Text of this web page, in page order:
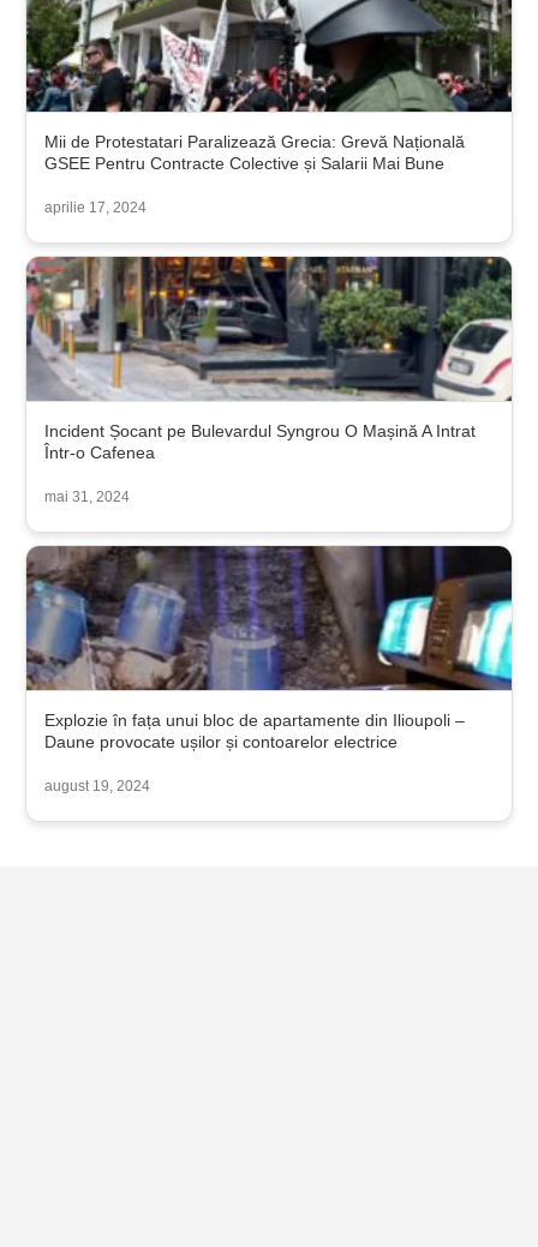
Mii de Protestatari Paralizează Grecia: Grevă Națională
GSEE Pentru Contracte Colective și Salarii Mai Bune
aprilie 17, 2024
Incident Șocant pe Bulevardul Syngrou O Mașină A Intrat
Într-o Cafenea
mai 31, 2024
Explozie în fața unui bloc de apartamente din Ilioupoli –
Daune provocate ușilor și contoarelor electrice
august 19, 2024